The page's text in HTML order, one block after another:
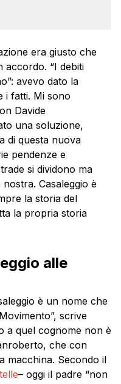
era giusto che
accordo. “I debiti
avevo dato la
i fatti. Mi sono
Davide
una soluzione,
di questa nuova
pendenze e
si dividono ma
Casaleggio è
la storia del
la propria storia
alle
è un nome che
scrive
a quel cognome non è
che con
macchina. Secondo il
– oggi il padre “non